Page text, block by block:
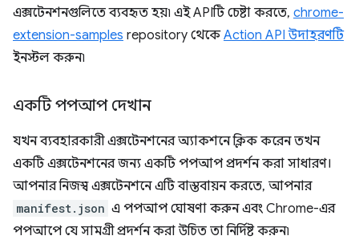
এক্সটেনশনগুলিতে ব্যবহৃত হয়৷ এই APIটি চেষ্টা করতে, chrome-
extension-samples repository থেকেAction API উদাহরণটি
ইনস্টল করুন৷
একটি পপআপ দেখান
যখন ব্যবহারকারী এক্সটেনশনের অ্যাকশনে ক্লিক করেন তখন
একটি এক্সটেনশনের জন্য একটি পপআপ প্রদর্শন করা সাধারণ।
আপনার নিজস্ব এক্সটেনশনে এটি বাস্তবায়ন করতে, আপনার
manifest.json এ পপআপ ঘোষণা করুন এবং Chrome-এর
পপআপে যে সামগ্রী প্রদর্শন করা উচিত তা নির্দিষ্ট করুন৷